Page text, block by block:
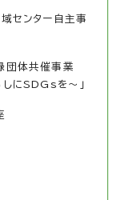
センター自主事
団体共催事業
しにSDGsを～」